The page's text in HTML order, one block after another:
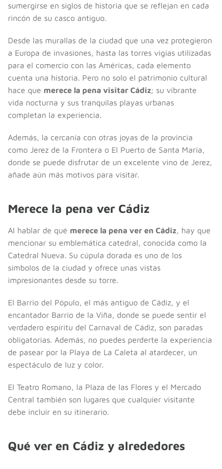
sumergirse en siglos de historia que se reflejan en cada
rincón de su casco antiguo.
Desde las murallas de la ciudad que una vez protegieron
a Europa de invasiones, hasta las torres vigías utilizadas
para el comercio con las Américas, cada elemento
cuenta una historia. Pero no solo el patrimonio cultural
hace que merece la pena visitar Cádiz; su vibrante
vida nocturna y sus tranquilas playas urbanas
completan la experiencia.
Además, la cercanía con otras joyas de la provincia
como Jerez de la Frontera o El Puerto de Santa María,
donde se puede disfrutar de un excelente vino de Jerez,
añade aún más motivos para visitar.
Merece la pena ver Cádiz
Al hablar de qué merece la pena ver en Cádiz, hay que
mencionar su emblemática catedral, conocida como la
Catedral Nueva. Su cúpula dorada es uno de los
símbolos de la ciudad y ofrece unas vistas
impresionantes desde su torre.
El Barrio del Pópulo, el más antiguo de Cádiz, y el
encantador Barrio de la Viña, donde se puede sentir el
verdadero espíritu del Carnaval de Cádiz, son paradas
obligatorias. Además, no puedes perderte la experiencia
de pasear por la Playa de La Caleta al atardecer, un
espectáculo de luz y color.
El Teatro Romano, la Plaza de las Flores y el Mercado
Central también son lugares que cualquier visitante
debe incluir en su itinerario.
Qué ver en Cádiz y alrededores